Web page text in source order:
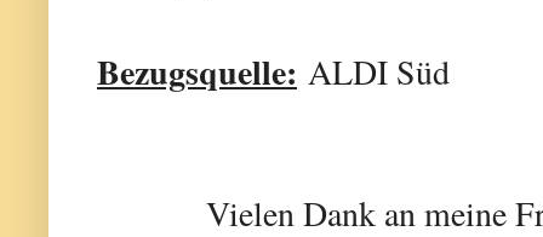
Bezugsquelle: ALDI Süd
Vielen Dank an meine